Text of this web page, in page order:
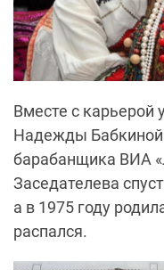
Вместе с карьерой
Надежды
барабанщика ВИА
Заседателева
а в 1975 году
распался.